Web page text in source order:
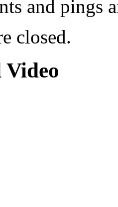
and pings
closed.
Video